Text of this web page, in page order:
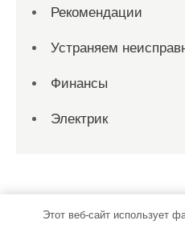
Рекомендации
Устраняем
Финансы
Электрик
Этот веб-сайт использует